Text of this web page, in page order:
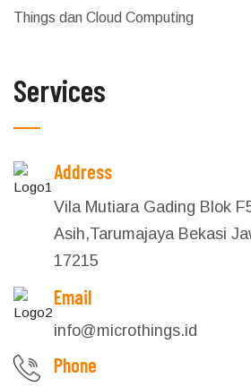
Things dan Cloud Computing
Services
Address
Vila Mutiara Gading Blok
Asih,Tarumajaya Bekasi
17215
Email
info@microthings.id
Phone